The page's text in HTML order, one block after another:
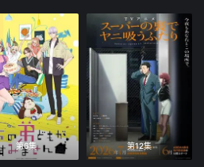
第6集 第12集